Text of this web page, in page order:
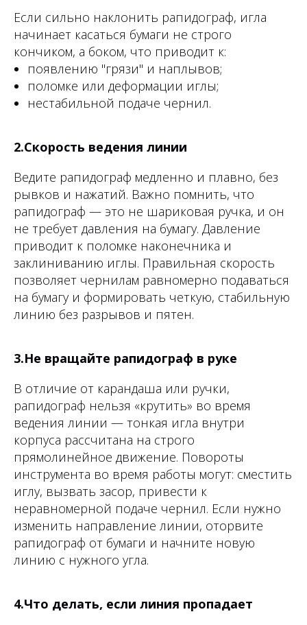
Если сильно наклонить рапидограф, игла
начинает касаться бумаги не строго
кончиком, а боком, что приводит к:
появлению "грязи" и наплывов;
поломке или деформации иглы;
нестабильной подаче чернил.
2.Скорость ведения линии
Ведите рапидограф медленно и плавно, без
рывков и нажатий. Важно помнить, что
рапидограф — это не шариковая ручка, и он
не требует давления на бумагу. Давление
приводит к поломке наконечника и
заклиниванию иглы. Правильная скорость
позволяет чернилам равномерно подаваться
на бумагу и формировать четкую, стабильную
линию без разрывов и пятен.
3.Не вращайте рапидограф в руке
В отличие от карандаша или ручки,
рапидограф нельзя «крутить» во время
ведения линии — тонкая игла внутри
корпуса рассчитана на строго
прямолинейное движение. Повороты
инструмента во время работы могут: сместить
иглу, вызвать засор, привести к
неравномерной подаче чернил. Если нужно
изменить направление линии, оторвите
рапидограф от бумаги и начните новую
линию с нужного угла.
4.Что делать, если линия пропадает